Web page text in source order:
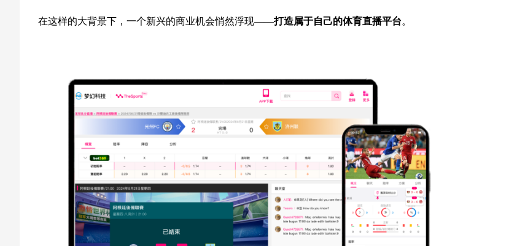
在这样的大背景下，一个新兴的商业机会悄然浮现——打造属于自己的体育直播平台。